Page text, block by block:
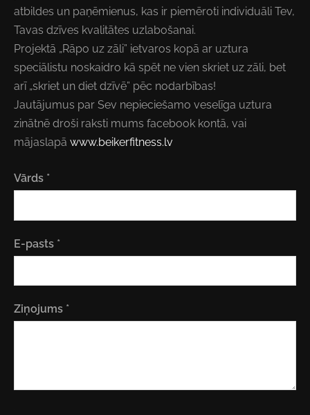
atbildes un paņēmienus, kas ir piemēroti individuāli Tev,
Tavas dzīves kvalitātes uzlabošanai.
Projektā „Rāpo uz zāli” ietvaros kopā ar uztura
speciālistu noskaidro kā spēt ne vien skriet uz zāli, bet
arī „skriet un diet dzīvē” pēc nodarbības!
Jautājumus par Sev nepieciešamo veselīga uztura
zinātnē droši raksti mums facebook kontā, vai
mājaslapā www.beikerfitness.lv
Vārds *
E-pasts *
Ziņojums *